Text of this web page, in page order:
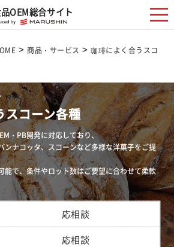
OEM総合サイト
> 商品・サービス >珈琲によく合うスコ
スコーン各種
・PB開発に対応しており、
ンナコッタ、スコーンなど多様な洋菓子をご提
能で、条件やロット数はご要望に合わせて柔軟
応相談
応相談